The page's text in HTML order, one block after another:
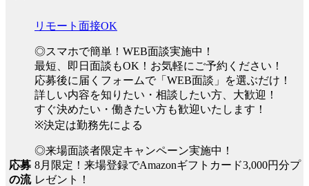
応募
の流
リモート面接OK
◎スマホで簡単！WEB面談実施中！
最短、即日面談もOK！お気軽にご予約ください！
応募後に届くフォームで「WEB面談」を選ぶだけ！
詳しい内容を知りたい・相談したい方、大歓迎！
すぐ決めたい・働きたい方も歓迎いたします！
※決定は勤務先による
◎来場面談者限定キャンペーン実施中！
8月限定！来場登録でAmazonギフトカード3,000円分プ
レゼント！